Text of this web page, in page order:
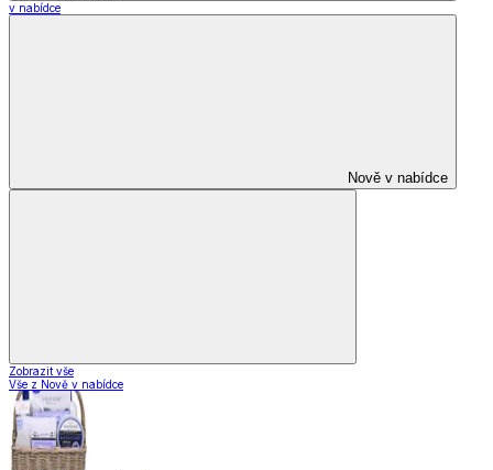
v nabídce
Nově v nabídce
Zobrazit vše
Vše z Nově v nabídce